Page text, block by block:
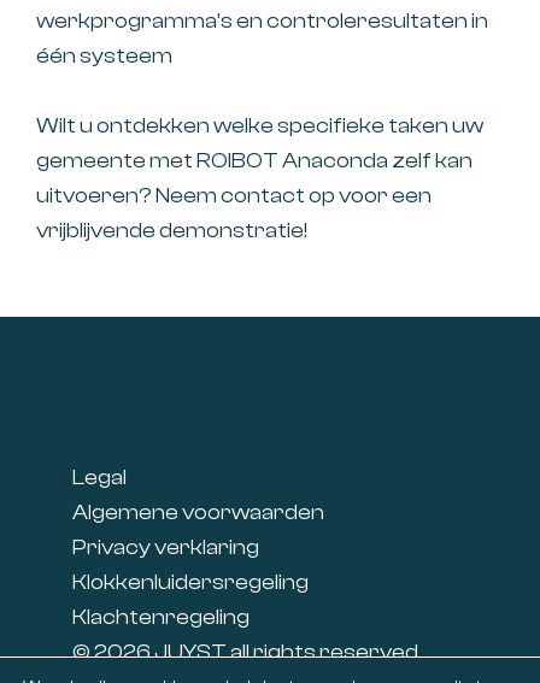
werkprogramma’s en controleresultaten in
één systeem
Wilt u ontdekken welke specifieke taken uw
gemeente met ROIBOT Anaconda zelf kan
uitvoeren? Neem contact op voor een
vrijblijvende demonstratie!
Legal
Algemene voorwaarden
Privacy verklaring
Klokkenluidersregeling
Klachtenregeling
© 2026 JUYST all rights reserved